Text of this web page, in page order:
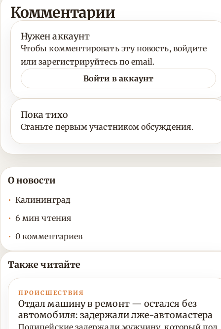
Комментарии
Нужен аккаунт
Чтобы комментировать эту новость, войдите
или зарегистрируйтесь по email.
Войти в аккаунт
Пока тихо
Станьте первым участником обсуждения.
О новости
Калининград
6 мин чтения
0 комментариев
Также читайте
ПРОИСШЕСТВИЯ
Отдал машину в ремонт — остался без
автомобиля: задержали лже-автомастера